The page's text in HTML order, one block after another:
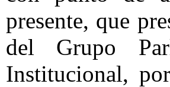
presente, que
del Grupo
Institucional,